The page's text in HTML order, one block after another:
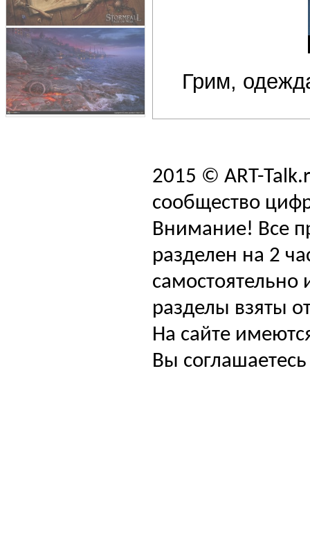
Грим,
2015 © ART-
сообщество
Внимание! Все
разделен на 2
самостоятельно
разделы взяты
На сайте
Вы